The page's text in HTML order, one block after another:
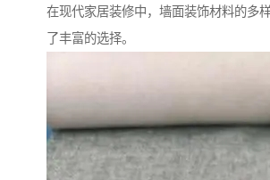
在现代家居装修中，墙面装饰材料的多
了丰富的选择。